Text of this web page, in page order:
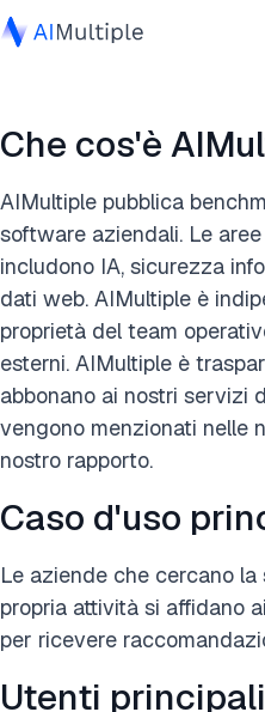
Sicurezza Informatica
Software Aziendale
Servizi
Contattaci
Che cos'è
AIMultiple pubblica
software aziendali. Le
includono IA, sicurezza
dati web. AIMultiple è
proprietà del team
esterni. AIMultiple è
abbonano ai nostri servizi
vengono menzionati nelle
nostro rapporto.
Caso d'uso
Le aziende che cercano
propria attività si affidano
per ricevere
Utenti principali